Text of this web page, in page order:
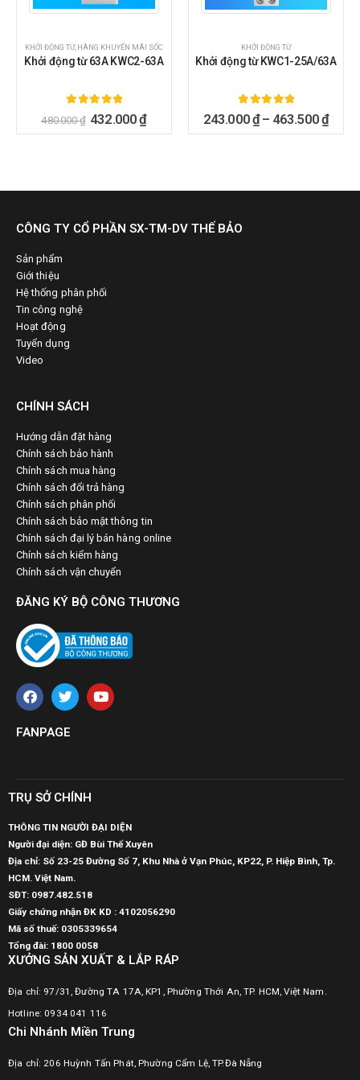
KHỞI ĐỘNG TỪ, HÀNG KHUYẾN MÃI SỐC
Khởi động từ 63A KWC2-63A
ngoài 5
480.000₫ 432.000₫
KHỞI ĐỘNG TỪ
Khởi động từ KWC1-25A/63A
5.00 ngoài 5
243.000₫– 463.500₫
CÔNG TY CỔ PHẦN SX-TM-DV THẾ BẢO
Sản phẩm
Giới thiệu
Hệ thống phân phối
Tin công nghệ
Hoạt động
Tuyển dụng
Video
CHÍNH SÁCH
Hướng dẫn đặt hàng
Chính sách bảo hành
Chính sách mua hàng
Chính sách đổi trả hàng
Chính sách phân phối
Chính sách bảo mật thông tin
Chính sách đại lý bán hàng online
Chính sách kiểm hàng
Chính sách vận chuyển
ĐĂNG KÝ BỘ CÔNG THƯƠNG
FANPAGE
TRỤ SỞ CHÍNH
THÔNG TIN NGƯỜI ĐẠI DIỆN
Người đại diện: GĐ Bùi Thế Xuyên
Địa chỉ: Số 23-25 Đường Số 7, Khu Nhà ở Vạn Phúc, KP22, P. Hiệp Bình, Tp.
HCM. Việt Nam.
SĐT: 0987.482.518
Giấy chứng nhận ĐK KD : 4102056290
Mã số thuế: 0305339654
Tổng đài: 1800 0058
XƯỞNG SẢN XUẤT & LẮP RÁP
Địa chỉ: 97/31, Đường TA 17A, KP1, Phường Thới An, TP. HCM, Việt Nam.
Hotline: 0934 041 116
Chi Nhánh Miền Trung
Địa chỉ: 206 Huỳnh Tấn Phát, Phường Cẩm Lệ, TP.Đà Nẵng